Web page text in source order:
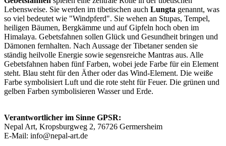
Lebensweise. Sie werden im tibetischen auch Lungta genannt, was
so viel bedeutet wie "Windpferd". Sie wehen an Stupas, Tempel,
heiligen Bäumen, Bergkämme und auf Gipfeln hoch oben im
Himalaya. Gebetsfahnen sollen Glück und Gesundheit bringen und
Dämonen fernhalten. Nach Aussage der Tibetaner senden sie
ständig heilvolle Energie sowie segensreiche Mantras aus. Alle
Gebetsfahnen haben fünf Farben, wobei jede Farbe für ein Element
steht. Blau steht für den Äther oder das Wind-Element. Die weiße
Farbe symbolisiert Luft und die rote steht für Feuer. Die grünen und
gelben Farben symbolisieren Wasser und Erde.
Verantwortlicher im Sinne GPSR:
Nepal Art, Kropsburgweg 2, 76726 Germersheim
E-Mail: info@nepal-art.de